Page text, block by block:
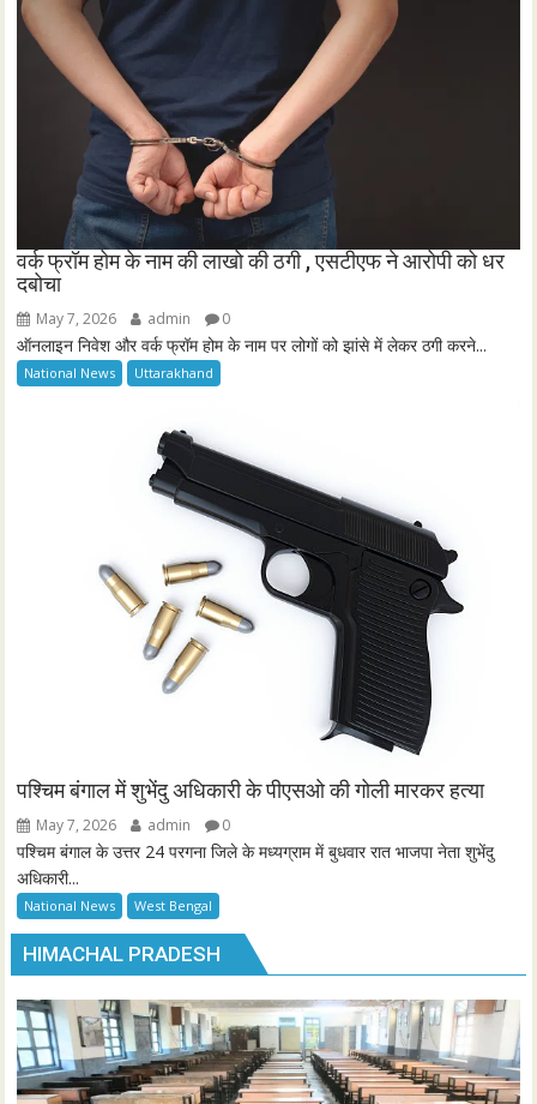
वर्क फ्रॉम होम के नाम की लाखो की ठगी , एसटीएफ ने आरोपी को धर
दबोचा
May 7, 2026 admin 0
ऑनलाइन निवेश और वर्क फ्रॉम होम के नाम पर लोगों को झांसे में लेकर ठगी करने...
National News Uttarakhand
पश्चिम बंगाल में शुभेंदु अधिकारी के पीएसओ की गोली मारकर हत्या
May 7, 2026 admin 0
पश्चिम बंगाल के उत्तर 24 परगना जिले के मध्यग्राम में बुधवार रात भाजपा नेता शुभेंदु
अधिकारी...
National News West Bengal
HIMACHAL PRADESH